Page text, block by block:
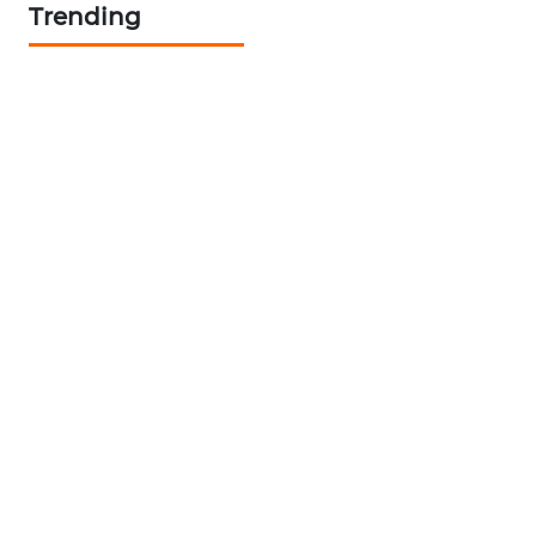
Trending
PORTAL